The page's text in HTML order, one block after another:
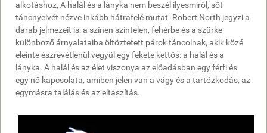
alkotáshoz, A halál és a lányka nem beszél ilyesmiről, sőt
táncnyelvét nézve inkább hátrafelé mutat. Robert North jegyzi a
darab jelmezeit is: a színen színtelen, fehérbe és a szürke
különböző árnyalataiba öltöztetett párok táncolnak, akik közé
eleinte észrevétlenül vegyül egy fekete kettős: a halál és a
lányka. A halál és az élet viszonya az előadásban egy férfi és
egy nő kapcsolata, amiben jelen van a vágy és a tartózkodás, az
egymásra találás és az eltaszítás.